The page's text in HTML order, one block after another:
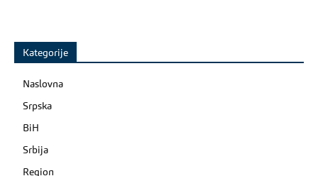
Kategorije
Naslovna
Srpska
BiH
Srbija
Region